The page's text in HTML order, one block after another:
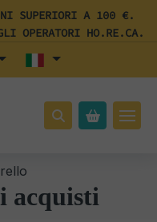
SUPERIORI A 100 €.
OPERATORI HO.RE.CA.
acquisti